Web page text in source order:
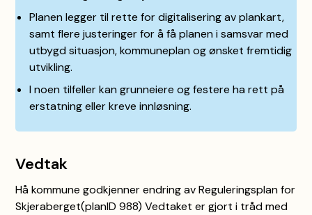
Planen legger til rette for digitalisering av plankart,
samt flere justeringer for å få planen i samsvar med
utbygd situasjon, kommuneplan og ønsket fremtidig
utvikling.
I noen tilfeller kan grunneiere og festere ha rett på
erstatning eller kreve innløsning.
Vedtak
Hå kommune godkjenner endring av Reguleringsplan for
Skjeraberget(planID 988) Vedtaket er gjort i tråd med